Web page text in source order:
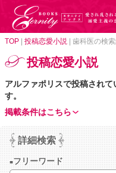
TOP 投稿恋愛小説 歯科医の検
投稿恋愛小説
アルファポリスで投稿され
す。
掲載条件はこちら
詳細検索
フリーワード